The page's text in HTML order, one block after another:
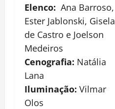
Elenco: Ana Barroso,
Ester Jablonski, Gisela
de Castro e Joelson
Medeiros
Cenografia: Natália
Lana
Iluminação: Vilmar
Olos